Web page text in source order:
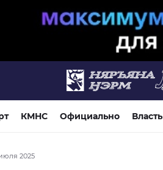
КМНС Официально Власть
2025